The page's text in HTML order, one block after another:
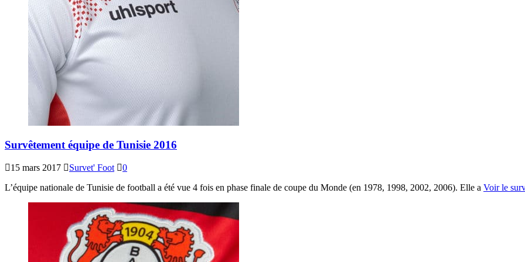
Survêtement équipe de Tunisie 2016
15 mars 2017 Survet' Foot
0
L’équipe nationale de Tunisie de football a été vue 4 fois en phase finale de coupe du Monde (en 1978, 1998, 2002, 2006). Elle a Voir le